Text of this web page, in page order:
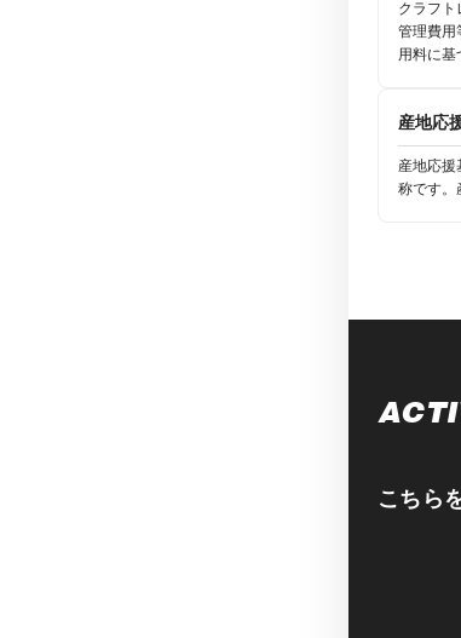
クラフト
管理費用
用料に基
産地応
産地応援
称です。
こちら